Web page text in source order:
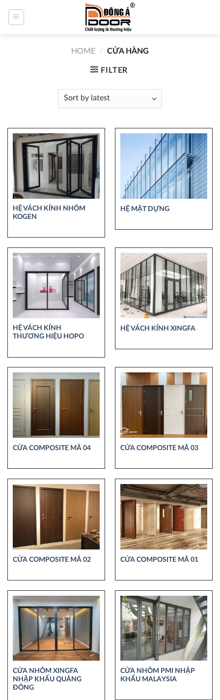
HOME / CỬA HÀNG
FILTER
HỆ VÁCH KÍNH NHÔM
KOGEN
HỆ MẶT DỰNG
HỆ VÁCH KÍNH
THƯƠNG HIỆU HOPO
HỆ VÁCH KÍNH XINGFA
CỬA COMPOSITE MÃ 04 CỬA COMPOSITE MÃ 03
CỬA COMPOSITE MÃ 02 CỬA COMPOSITE MÃ 01
CỬA NHÔM XINGFA
NHẬP KHẨU QUẢNG
ĐÔNG
CỬA NHÔM PMI NHẬP
KHẨU MALAYSIA